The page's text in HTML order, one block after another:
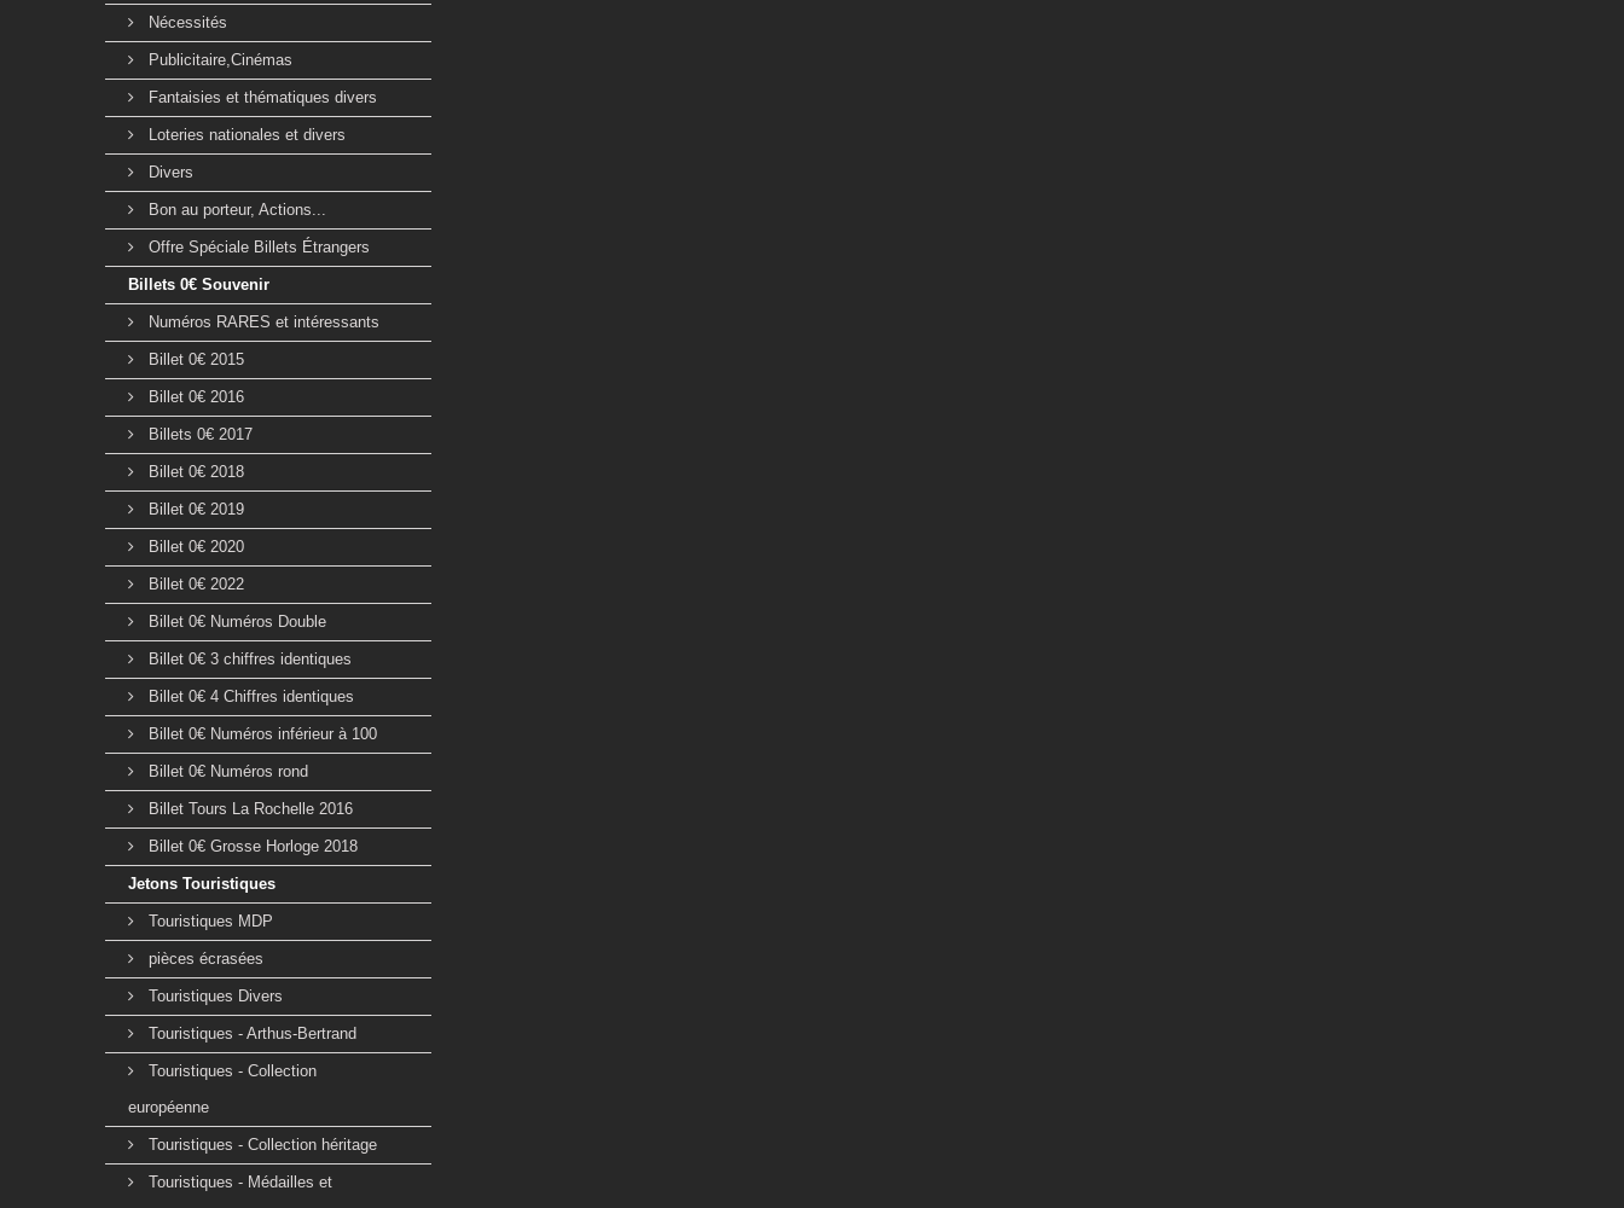
Nécessités
Publicitaire,Cinémas
Fantaisies et thématiques divers
Loteries nationales et divers
Divers
Bon au porteur, Actions...
Offre Spéciale Billets Étrangers
Billets 0€ Souvenir
Numéros RARES et intéressants
Billet 0€ 2015
Billet 0€ 2016
Billets 0€ 2017
Billet 0€ 2018
Billet 0€ 2019
Billet 0€ 2020
Billet 0€ 2022
Billet 0€ Numéros Double
Billet 0€ 3 chiffres identiques
Billet 0€ 4 Chiffres identiques
Billet 0€ Numéros inférieur à 100
Billet 0€ Numéros rond
Billet Tours La Rochelle 2016
Billet 0€ Grosse Horloge 2018
Jetons Touristiques
Touristiques MDP
pièces écrasées
Touristiques Divers
Touristiques - Arthus-Bertrand
Touristiques - Collection
européenne
Touristiques - Collection héritage
Touristiques - Médailles et